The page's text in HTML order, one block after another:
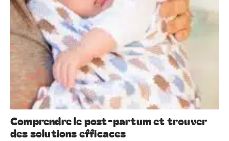
Comprendre le post-partum et trouver
des solutions efficaces